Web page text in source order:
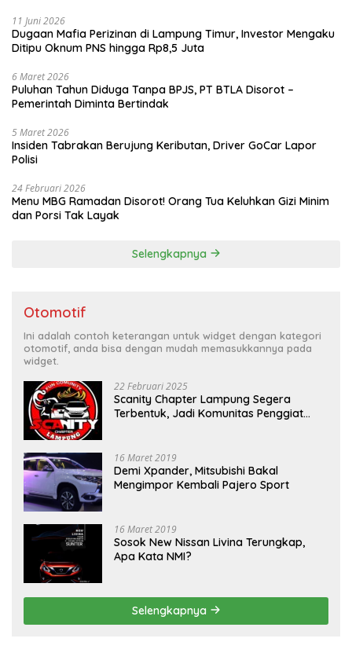
11 Juni 2026
Dugaan Mafia Perizinan di Lampung Timur, Investor Mengaku
Ditipu Oknum PNS hingga Rp8,5 Juta
6 Maret 2026
Puluhan Tahun Diduga Tanpa BPJS, PT BTLA Disorot –
Pemerintah Diminta Bertindak
5 Maret 2026
Insiden Tabrakan Berujung Keributan, Driver GoCar Lapor
Polisi
24 Februari 2026
Menu MBG Ramadan Disorot! Orang Tua Keluhkan Gizi Minim
dan Porsi Tak Layak
Selengkapnya
Otomotif
Ini adalah contoh keterangan untuk widget dengan kategori
otomotif, anda bisa dengan mudah memasukkannya pada
widget.
22 Februari 2025
Scanity Chapter Lampung Segera
Terbentuk, Jadi Komunitas Penggiat
16 Maret 2019
Demi Xpander, Mitsubishi Bakal
Mengimpor Kembali Pajero Sport
16 Maret 2019
Sosok New Nissan Livina Terungkap,
Apa Kata NMI?
Selengkapnya